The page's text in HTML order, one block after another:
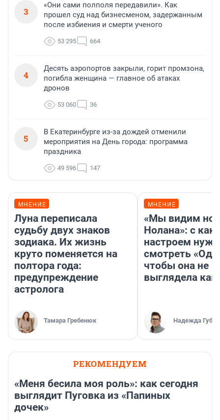
3
«Они сами полполя передавили». Как
прошел суд над бизнесменом, задержанным
после избиения и смерти ученого
53 295 664
4
Десять аэропортов закрыли, горит промзона,
погибла женщина — главное об атаках
дронов
53 060 36
5
В Екатеринбурге из-за дождей отменили
мероприятия на День города: программа
праздника
49 596 147
МНЕНИЕ
Луна переписала
судьбу двух знаков
зодиака. Их жизнь
круто поменяется на
полтора года:
предупреждение
астролога
Тамара Гребенюк
МНЕНИЕ
«Мы видим
Нолана»: с
настроем
смотреть
чтобы она не
выглядела как
Надежда
РЕКОМЕНДУЕМ
«Меня бесила моя роль»: как сегодня
выглядит Пуговка из «Папиных
дочек»